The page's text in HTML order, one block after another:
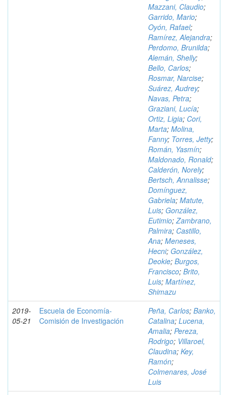
Mazzani, Claudio;
Garrido, Mario;
Oyón, Rafael;
Ramírez, Alejandra;
Perdomo, Brunilda;
Alemán, Shelly;
Bello, Carlos;
Rosmar, Narcise;
Suárez, Audrey;
Navas, Petra;
Graziani, Lucía;
Ortiz, Ligia; Cori,
Marta; Molina,
Fanny; Torres, Jetty;
Román, Yasmín;
Maldonado, Ronald;
Calderón, Norely;
Bertsch, Annalisse;
Domínguez,
Gabriela; Matute,
Luis; González,
Eutimio;Zambrano,
Palmira; Castillo,
Ana; Meneses,
Hecni; González,
Deokie; Burgos,
Francisco; Brito,
Luis; Martínez,
Shimazu
2019-
05-21
Escuela de Economía-
Comisión de Investigación
Peña, Carlos; Banko,
Catalina; Lucena,
Amalia; Pereza,
Rodrigo; Villaroel,
Claudina; Key,
Ramón;
Colmenares, José
Luis